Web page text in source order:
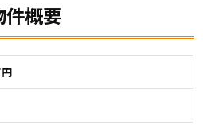
件概要